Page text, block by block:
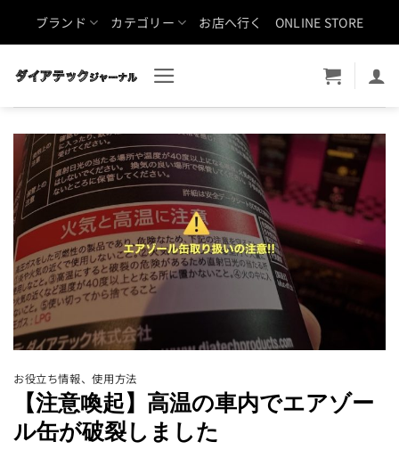
ブランド カテゴリー お店へ行く ONLINE STORE
お役立ち情報、使用方法
【注意喚起】高温の車内でエアゾー
ル缶が破裂しました